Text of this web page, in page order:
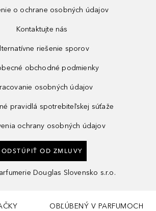
o ochrane osobných údajov
Kontaktujte nás
riešenie sporov
obchodné podmienky
osobných údajov
pravidlá spotrebiteľskej súťaže
ochrany osobných údajov
ODSTÚPIŤ OD ZMLUVY
Douglas Slovensko s.r.o.
OBĽÚBENÝ V PARFUMOCH